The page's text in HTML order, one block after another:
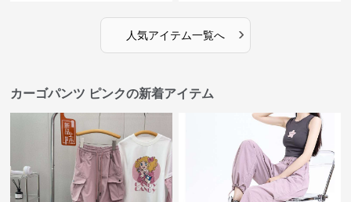
人気アイテム一覧へ ›
カーゴパンツ ピンクの新着アイテム